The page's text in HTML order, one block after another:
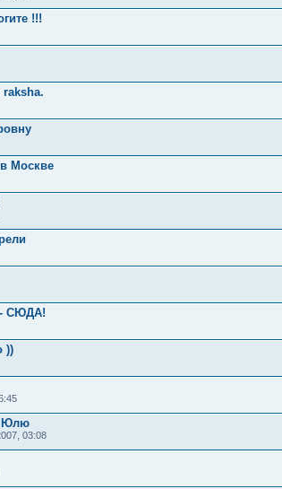
!!!
Москве
- СЮДА!
))
Юлю
03:08